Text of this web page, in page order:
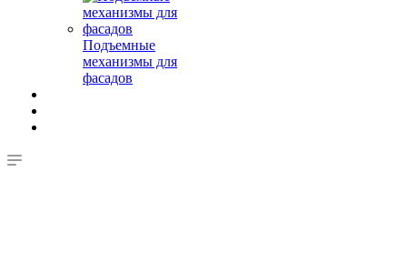
Подъемные
механизмы для
фасадов